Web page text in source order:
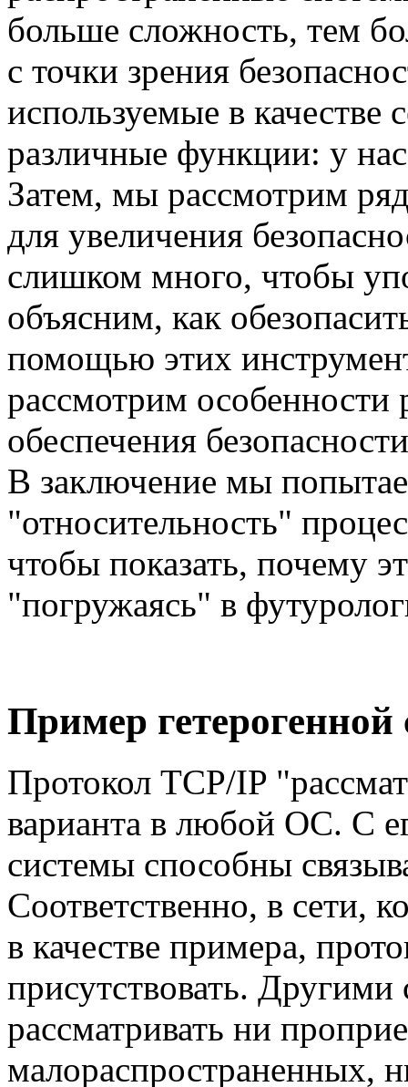
больше сложность, тем
с точки зрения
используемые в качестве
различные функции: у
Затем, мы рассмотрим
для увеличения
слишком много, чтобы
объясним, как
помощью этих
рассмотрим особенности
обеспечения
В заключение мы
"относительность"
чтобы показать, почему
"погружаясь" в
Пример гетерогенной
Протокол TCP/IP
варианта в любой ОС. С
системы способны
Соответственно, в сети,
в качестве примера,
присутствовать.
рассматривать ни
малораспространенных,